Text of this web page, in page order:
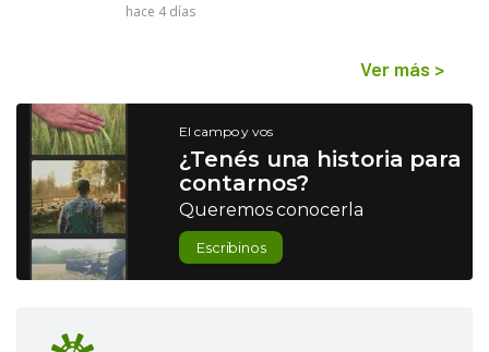
hace 4 días
Ver más >
El campo y vos
¿Tenés una historia para
contarnos?
Queremos conocerla
Escribinos